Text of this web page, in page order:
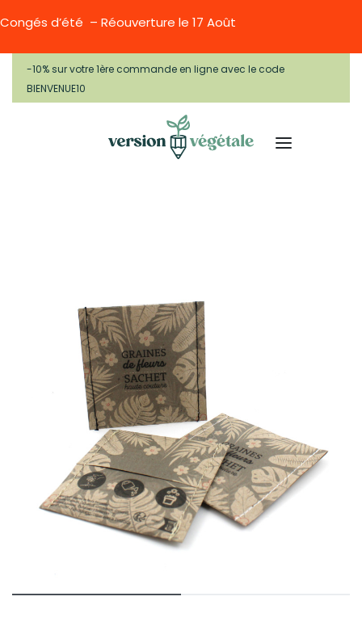
Congés d’été – Réouverture le 17 Août
-10% sur votre 1ère commande en ligne avec le code
BIENVENUE10